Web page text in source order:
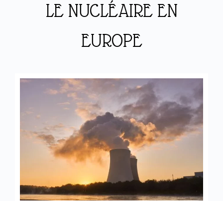
LE NUCLÉAIRE EN
EUROPE